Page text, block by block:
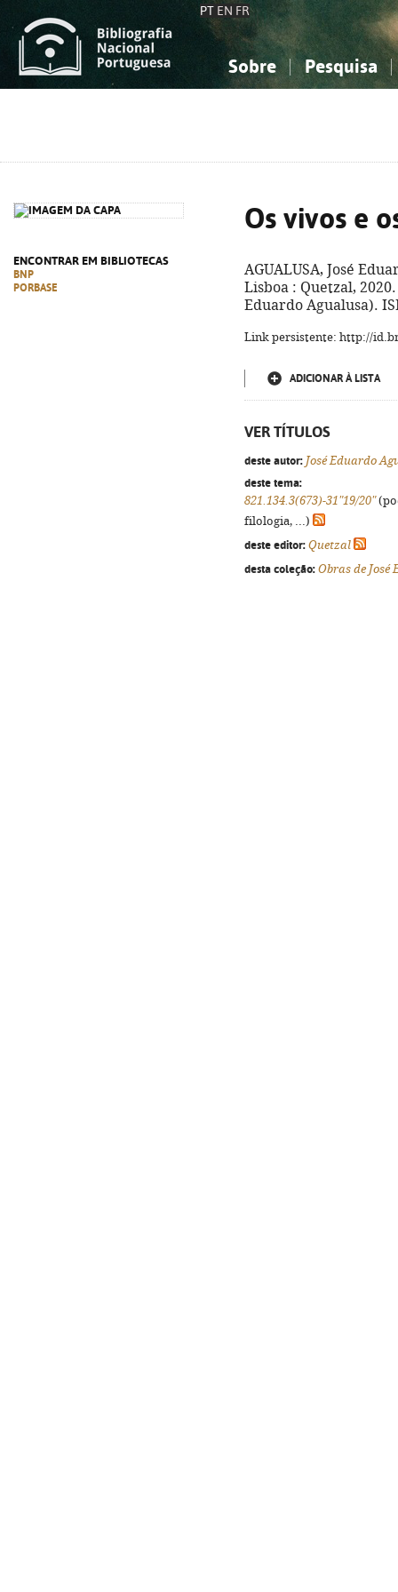
PT EN FR
Sobre Pesquisa
ENCONTRAR EM BIBLIOTECAS
BNP
PORBASE
Os vivos e
AGUALUSA, José
Lisboa : Quetzal,
Eduardo Agualusa).
Link persistente: http://
ADICIONAR À LISTA
VER TÍTULOS
deste autor: José Eduardo
deste tema:
821.134.3(673)-31"19/20"
filologia, ...)
deste editor: Quetzal
desta coleção: Obras de José